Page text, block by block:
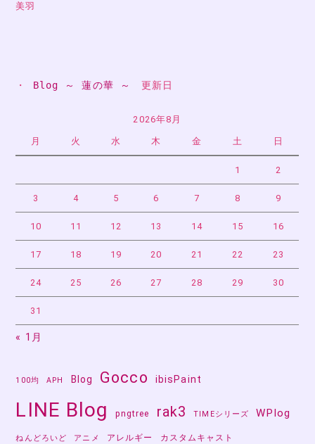
美羽
・ Blog ～ 蓮の華 ～ 更新日
2026年8月
月 火 水 木 金 土 日
1 2
3 4 5 6 7 8 9
10 11 12 13 14 15 16
17 18 19 20 21 22 23
24 25 26 27 28 29 30
31
« 1月
100均 APH Blog Gocco ibisPaint
LINE Blog pngtree rak3 TIMEシリーズ WPlog
ねんどろいど アニメ アレルギー
カスタムキャスト